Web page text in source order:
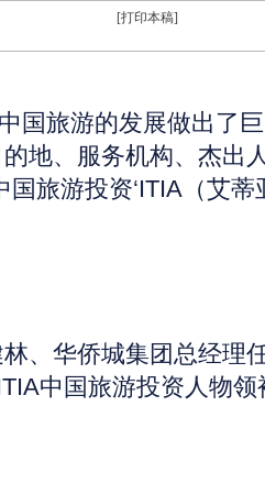
[打印本稿]
国旅游的发展做出了
地、服务机构、杰出
旅游投资‘ITIA（艾蒂
、华侨城集团总经理
中国旅游投资人物